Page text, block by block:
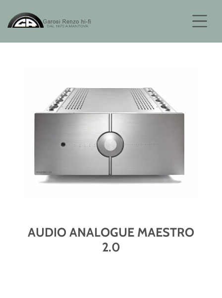
AUDIO ANALOGUE MAESTRO
2.0